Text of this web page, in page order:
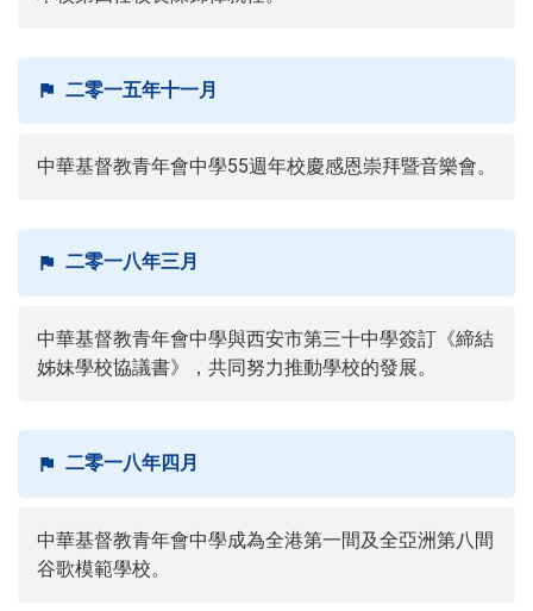
二零一五年十一月
中華基督教青年會中學55週年校慶感恩崇拜暨音樂會。
二零一八年三月
中華基督教青年會中學與西安市第三十中學簽訂《締結
姊妹學校協議書》，共同努力推動學校的發展。
二零一八年四月
中華基督教青年會中學成為全港第一間及全亞洲第八間
谷歌模範學校。